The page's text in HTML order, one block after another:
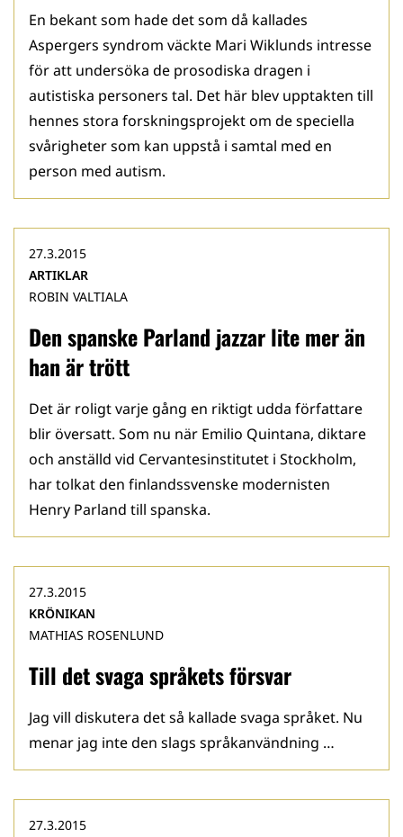
En bekant som hade det som då kallades
Aspergers syndrom väckte Mari Wiklunds intresse
för att undersöka de prosodiska dragen i
autistiska personers tal. Det här blev upptakten till
hennes stora forskningsprojekt om de speciella
svårigheter som kan uppstå i samtal med en
person med autism.
Den spanske Parland jazzar lite mer än
han är trött
27.3.2015
ARTIKLAR
ROBIN VALTIALA
Det är roligt varje gång en riktigt udda författare
blir översatt. Som nu när Emilio Quintana, diktare
och anställd vid Cervantesinstitutet i Stockholm,
har tolkat den finlandssvenske modernisten
Henry Parland till spanska.
Till det svaga språkets försvar
27.3.2015
KRÖNIKAN
MATHIAS ROSENLUND
Jag vill diskutera det så kallade svaga språket. Nu
menar jag inte den slags språkanvändning …
27.3.2015